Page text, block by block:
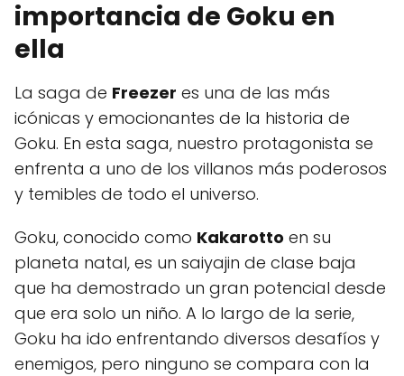
importancia de Goku en
ella
La saga de Freezer es una de las más
icónicas y emocionantes de la historia de
Goku. En esta saga, nuestro protagonista se
enfrenta a uno de los villanos más poderosos
y temibles de todo el universo.
Goku, conocido como Kakarotto en su
planeta natal, es un saiyajin de clase baja
que ha demostrado un gran potencial desde
que era solo un niño. A lo largo de la serie,
Goku ha ido enfrentando diversos desafíos y
enemigos, pero ninguno se compara con la